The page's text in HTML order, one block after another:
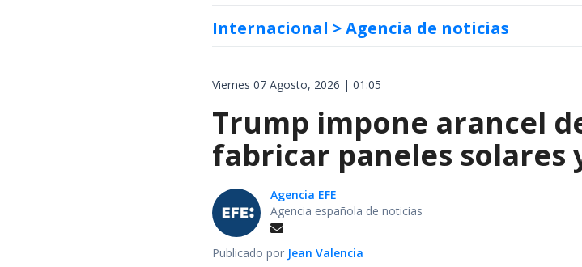
Internacional > Agencia de noticias
Viernes 07 Agosto, 2026 | 01:05
Trump impone arancel
fabricar paneles solares
Agencia EFE
Agencia española de noticias
Publicado por Jean Valencia